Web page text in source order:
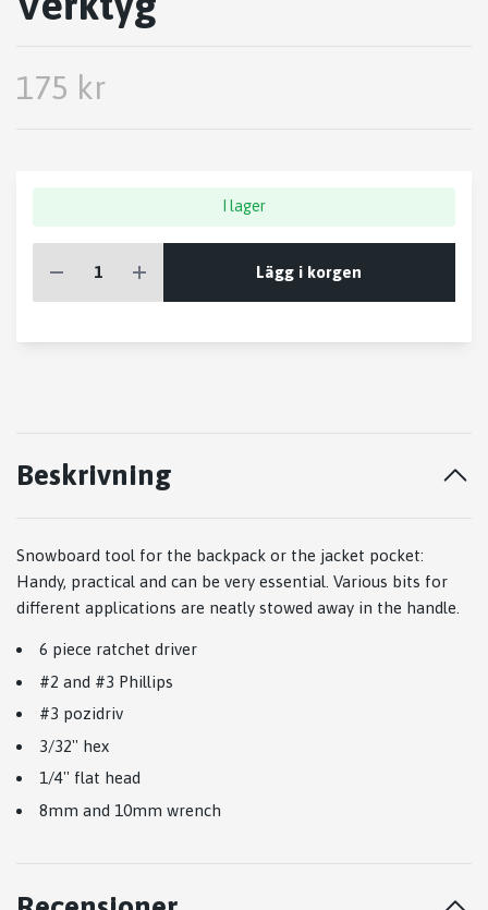
175 kr
I lager
Lägg i korgen
Beskrivning
Snowboard tool for the backpack or the jacket pocket:
Handy, practical and can be very essential. Various bits for
different applications are neatly stowed away in the handle.
6 piece ratchet driver
#2 and #3 Phillips
#3 pozidriv
3/32'' hex
1/4'' flat head
8mm and 10mm wrench